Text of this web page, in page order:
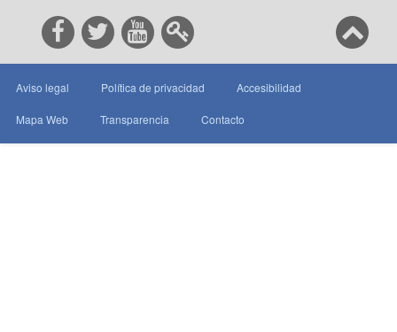
Aviso legal Política de privacidad Accesibilidad
Mapa Web Transparencia Contacto